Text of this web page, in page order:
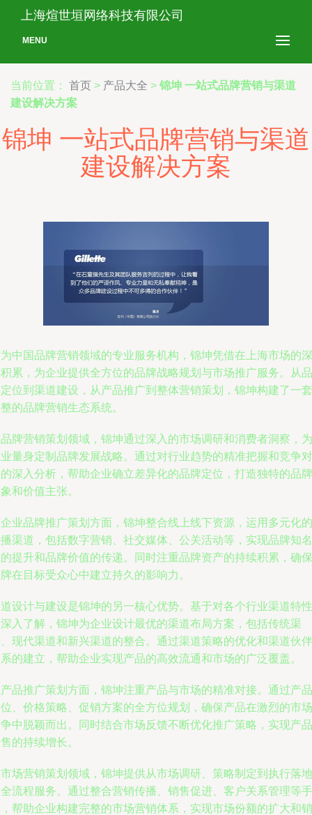
上海煊世垣网络科技有限公司
MENU
当前位置： 首页 > 产品大全 > 锦坤 一站式品牌营销与渠道
建设解决方案
锦坤 一站式品牌营销与渠道
建设解决方案
中国品牌营销领域的专业服务机构，锦坤凭借在上海市场的深
累，为企业提供全方位的品牌战略规划与市场推广服务。从品
位到渠道建设，从产品推广到整体营销策划，锦坤构建了一套
的品牌营销生态系统。
牌营销策划领域，锦坤通过深入的市场调研和消费者洞察，为
量身定制品牌发展战略。通过对行业趋势的精准把握和竞争对
深入分析，帮助企业确立差异化的品牌定位，打造独特的品牌
和价值主张。
业品牌推广策划方面，锦坤整合线上线下资源，运用多元化的
渠道，包括数字营销、社交媒体、公关活动等，实现品牌知名
提升和品牌价值的传递。同时注重品牌资产的持续积累，确保
在目标受众心中建立持久的影响力。
设计与建设是锦坤的另一核心优势。基于对各个行业渠道特性
入了解，锦坤为企业设计最优的渠道布局方案，包括传统渠
现代渠道和新兴渠道的整合。通过渠道策略的优化和渠道伙伴
的建立，帮助企业实现产品的高效流通和市场的广泛覆盖。
品推广策划方面，锦坤注重产品与市场的精准对接。通过产品
、价格策略、促销方案的全方位规划，确保产品在激烈的市场
中脱颖而出。同时结合市场反馈不断优化推广策略，实现产品
的持续增长。
场营销策划领域，锦坤提供从市场调研、策略制定到执行落地
流程服务。通过整合营销传播、销售促进、客户关系管理等手
帮助企业构建完整的市场营销体系，实现市场份额的扩大和销